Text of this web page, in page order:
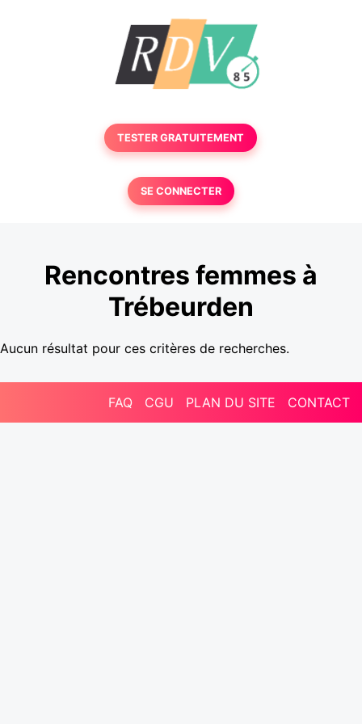
TESTER GRATUITEMENT
SE CONNECTER
Rencontres femmes à
Trébeurden
Aucun résultat pour ces critères de recherches.
FAQ CGU PLAN DU SITE CONTACT